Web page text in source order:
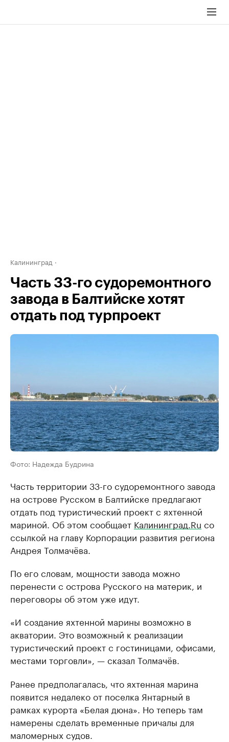
Калининград
Часть 33-го судоремонтного
завода в Балтийске хотят
отдать под турпроект
Фото: Надежда Будрина
Часть территории 33-го судоремонтного завода
на острове Русском в Балтийске предлагают
отдать под туристический проект с яхтенной
мариной. Об этом сообщает Калининград.Ru со
ссылкой на главу Корпорации развития региона
Андрея Толмачёва.
По его словам, мощности завода можно
перенести с острова Русского на материк, и
переговоры об этом уже идут.
«И создание яхтенной марины возможно в
акватории. Это возможный к реализации
туристический проект с гостиницами, офисами,
местами торговли», — сказал Толмачёв.
Ранее предполагалась, что яхтенная марина
появится недалеко от поселка Янтарный в
рамках курорта «Белая дюна». Но теперь там
намерены сделать временные причалы для
маломерных судов.